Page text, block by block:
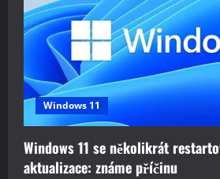
Windows 11
Windows 11 se několikrát
aktualizace: známe příčinu